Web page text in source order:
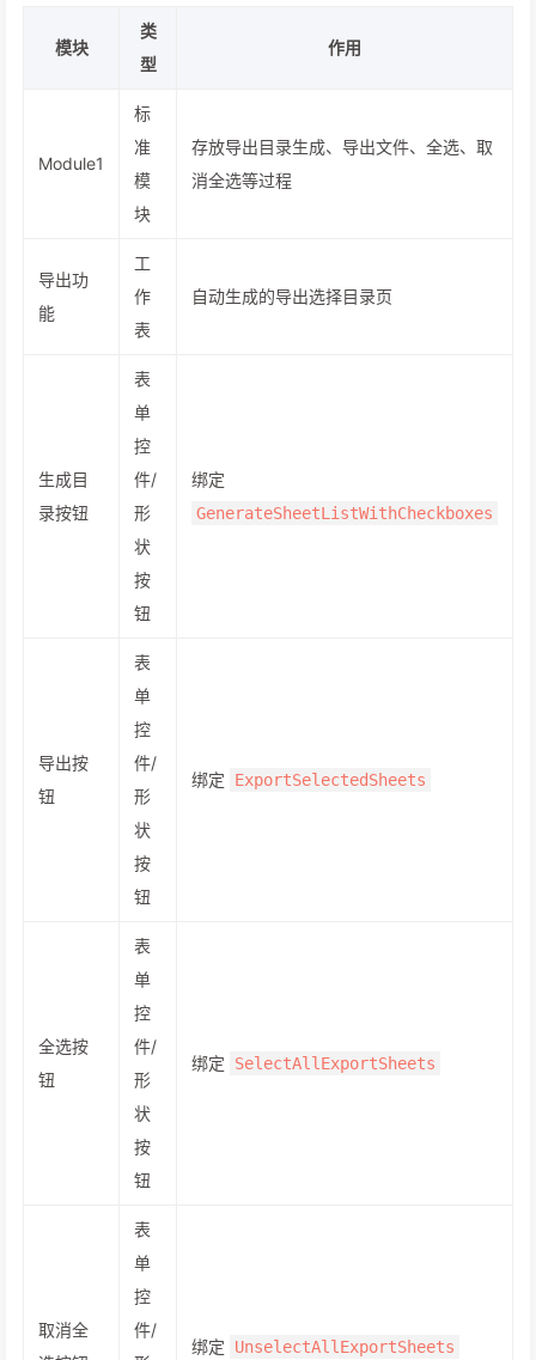
模块
类
型
作用
Module1
标
准
模
块
存放导出目录生成、导出文件、全选、取
消全选等过程
导出功
能
工
作
表
自动生成的导出选择目录页
生成目
录按钮
表
单
控
件/
形
状
按
钮
绑定
GenerateSheetListWithCheckboxes
导出按
钮
表
单
控
件/
形
状
按
钮
绑定 ExportSelectedSheets
全选按
钮
表
单
控
件/
形
状
按
钮
绑定 SelectAllExportSheets
取消全
表
单
控
件/
绑定 UnselectAllExportSheets